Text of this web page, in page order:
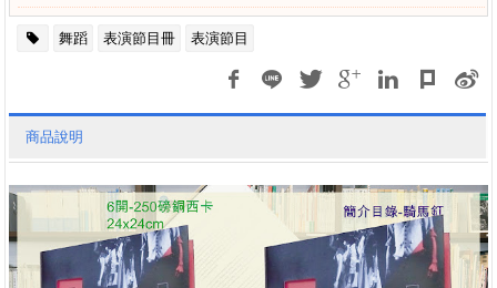
舞蹈 表演節目冊 表演節目
商品說明